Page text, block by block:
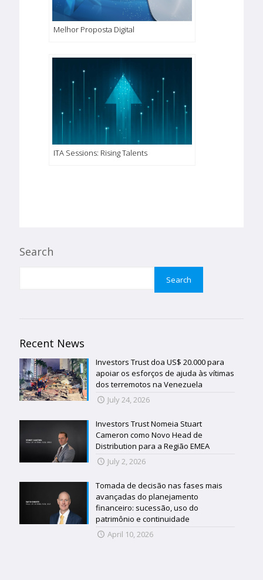
Melhor Proposta Digital
ITA Sessions: Rising Talents
Search
Search
Recent News
Investors Trust doa US$ 20.000 para
apoiar os esforços de ajuda às vítimas
dos terremotos na Venezuela
July 24, 2026
Investors Trust Nomeia Stuart
Cameron como Novo Head de
Distribution para a Região EMEA
July 2, 2026
Tomada de decisão nas fases mais
avançadas do planejamento
financeiro: sucessão, uso do
patrimônio e continuidade
April 10, 2026